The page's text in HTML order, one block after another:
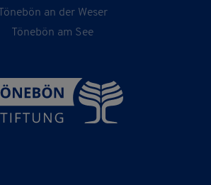
Tönebön an der Weser
Tönebön am See